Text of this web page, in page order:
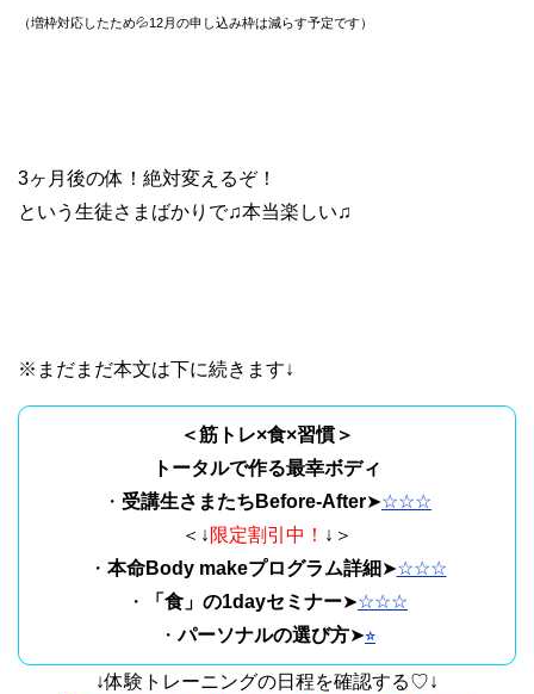
（増枠対応したため💦12月の申し込み枠は減らす予定です）
3ヶ月後の体！絶対変えるぞ！
という生徒さまばかりで♫本当楽しい♫
※まだまだ本文は下に続きます↓
＜筋トレ×食×習慣＞
トータルで作る最幸ボディ
・ 受講生さまたちBefore-After➤☆☆☆
＜↓ 限定割引中！ ↓＞
・ 本命Body makeプログラム詳細 ➤☆☆☆
・
「食」の1dayセミナー➤☆☆☆
・パーソナルの選び方➤⭐︎
↓体験トレーニングの日程を確認する♡↓